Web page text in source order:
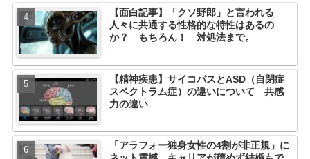
【面白記事】「クソ野郎」と言われる
人々に共通する性格的な特性はあるの
か？ もちろん！ 対処法まで。
【精神疾患】サイコパスとASD（自閉症
スペクトラム症）の違いについて 共感
力の違い
「アラフォー独身女性の4割が非正規」に